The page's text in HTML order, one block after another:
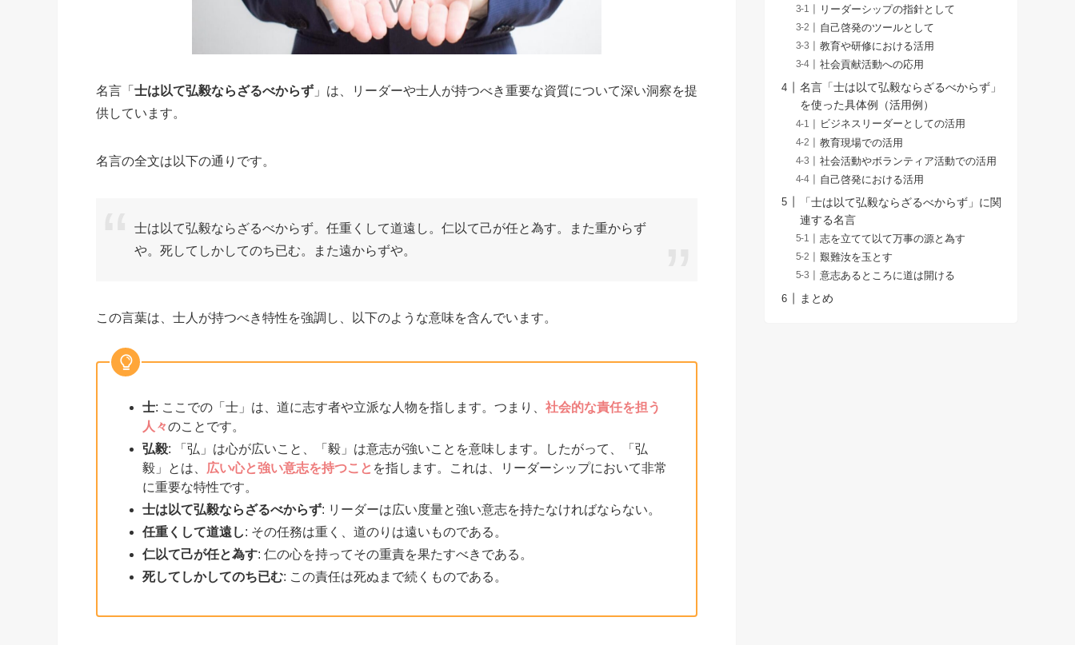
名言「 士は以て弘毅ならざるべからず 」は、リーダーや士人が持つべき重要な資質について深い洞察を提
供しています。
名言の全文は以下の通りです。
士は以て弘毅ならざるべからず。任重くして道遠し。仁以て己が任と為す。また重からず
や。死してしかしてのち已む。また遠からずや。
この言葉は、士人が持つべき特性を強調し、以下のような意味を含んでいます。
士: ここでの「士」は、道に志す者や立派な人物を指します。つまり、 社会的な責任を担う
人々のことです。
弘毅: 「弘」は心が広いこと、「毅」は意志が強いことを意味します。したがって、「弘
毅」とは、
広い心と強い意志を持つこと を指します。これは、リーダーシップにおいて非常
に重要な特性です。
士は以て弘毅ならざるべからず: リーダーは広い度量と強い意志を持たなければならない。
任重くして道遠し: その任務は重く、道のりは遠いものである。
仁以て己が任と為す: 仁の心を持ってその重責を果たすべきである。
死してしかしてのち已む: この責任は死ぬまで続くものである。
リーダーシップの指針として
自己啓発のツールとして
教育や研修における活用
社会貢献活動への応用
名言「士は以て弘毅ならざるべからず」
を使った具体例（活用例）
ビジネスリーダーとしての活用
教育現場での活用
社会活動やボランティア活動での活用
自己啓発における活用
「士は以て弘毅ならざるべからず」に関
連する名言
志を立てて以て万事の源と為す
艱難汝を玉とす
意志あるところに道は開ける
まとめ